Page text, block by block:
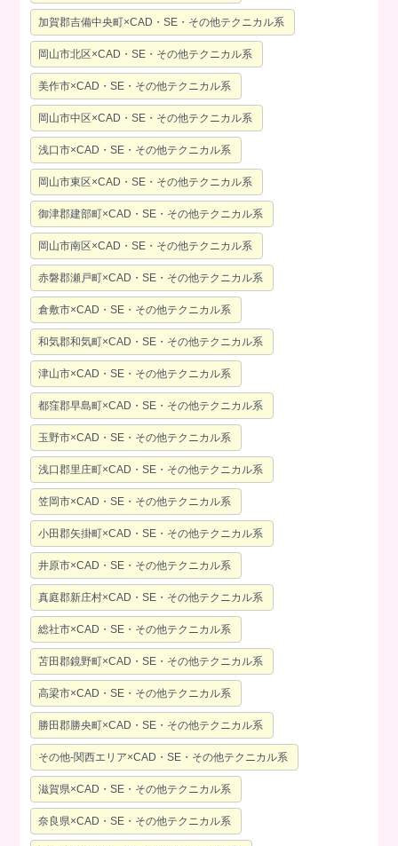
加賀郡吉備中央町×CAD・SE・その他テクニカル系
岡山市北区×CAD・SE・その他テクニカル系
美作市×CAD・SE・その他テクニカル系
岡山市中区×CAD・SE・その他テクニカル系
浅口市×CAD・SE・その他テクニカル系
岡山市東区×CAD・SE・その他テクニカル系
御津郡建部町×CAD・SE・その他テクニカル系
岡山市南区×CAD・SE・その他テクニカル系
赤磐郡瀬戸町×CAD・SE・その他テクニカル系
倉敷市×CAD・SE・その他テクニカル系
和気郡和気町×CAD・SE・その他テクニカル系
津山市×CAD・SE・その他テクニカル系
都窪郡早島町×CAD・SE・その他テクニカル系
玉野市×CAD・SE・その他テクニカル系
浅口郡里庄町×CAD・SE・その他テクニカル系
笠岡市×CAD・SE・その他テクニカル系
小田郡矢掛町×CAD・SE・その他テクニカル系
井原市×CAD・SE・その他テクニカル系
真庭郡新庄村×CAD・SE・その他テクニカル系
総社市×CAD・SE・その他テクニカル系
苫田郡鏡野町×CAD・SE・その他テクニカル系
高梁市×CAD・SE・その他テクニカル系
勝田郡勝央町×CAD・SE・その他テクニカル系
その他-関西エリア×CAD・SE・その他テクニカル系
滋賀県×CAD・SE・その他テクニカル系
奈良県×CAD・SE・その他テクニカル系